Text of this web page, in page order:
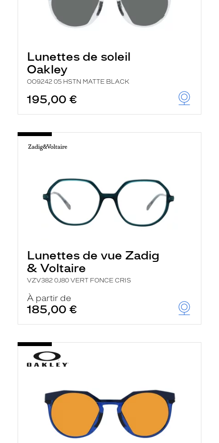
Lunettes de soleil
Oakley
OO9242 05 HSTN MATTE BLACK
195,00 €
Lunettes de vue Zadig
& Voltaire
VZV382 0J80 VERT FONCE CRIS
À partir de
185,00 €